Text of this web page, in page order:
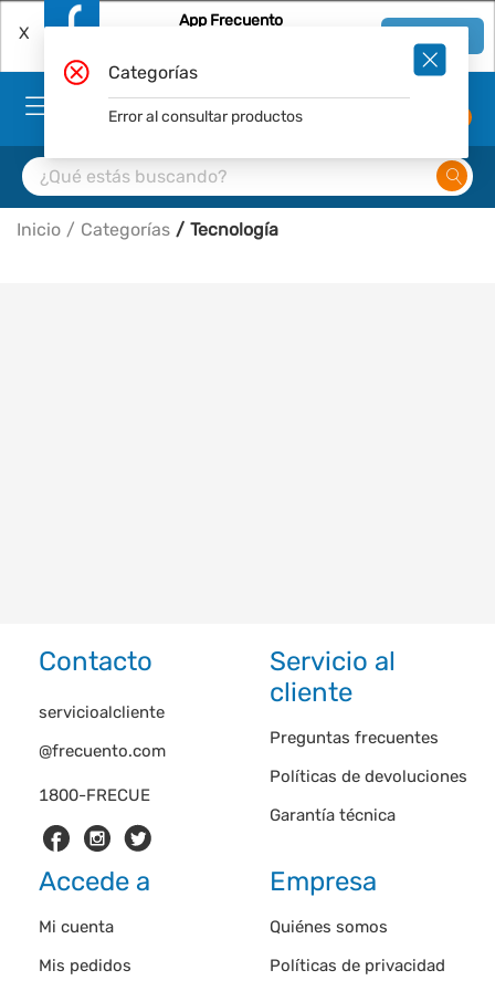
X
App Frecuento
Inicio Categorías Tecnología
Contacto
1800-FRECUE
servicioalcliente
@frecuento.com
Servicio al
cliente
Preguntas frecuentes
Políticas de devoluciones
Garantía técnica
Accede a
Mi cuenta
Mis pedidos
Empresa
Quiénes somos
Políticas de privacidad
Categorías
Error al consultar productos